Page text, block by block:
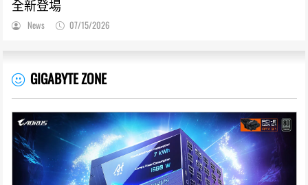
全新登場
News 07/15/2026
GIGABYTE ZONE